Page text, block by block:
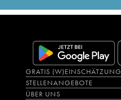
GRATIS (W)EINSCHÄTZUNG
STELLENANGEBOTE
ÜBER UNS